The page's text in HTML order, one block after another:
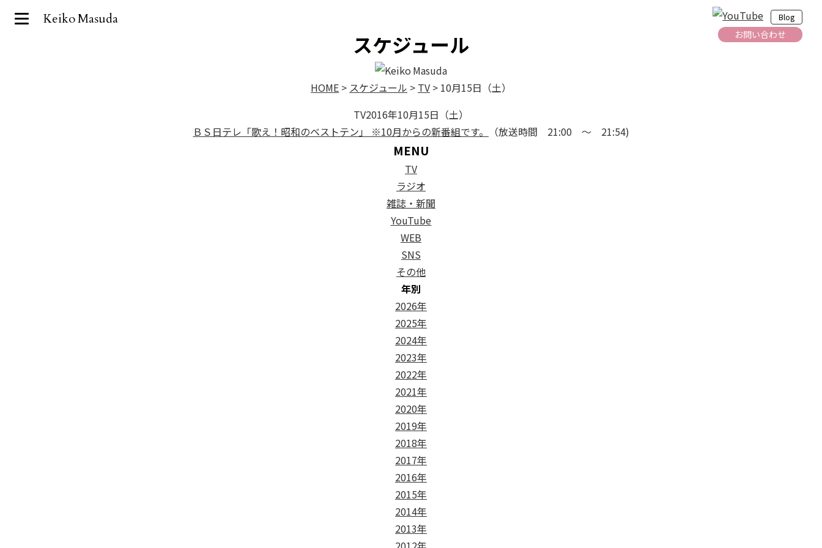
Keiko Masuda Blog
お問い合わせ
スケジュール
HOME > スケジュール > TV> 10月15日（土）
TV2016年10月15日（土）
ＢＳ日テレ「歌え！昭和のベストテン」 ※10月からの新番組です。
（放送時間 21:00 ～ 21:54)
MENU
TV
ラジオ
雑誌・新聞
YouTube
WEB
SNS
その他
年別
2026年
2025年
2024年
2023年
2022年
2021年
2020年
2019年
2018年
2017年
2016年
2015年
2014年
2013年